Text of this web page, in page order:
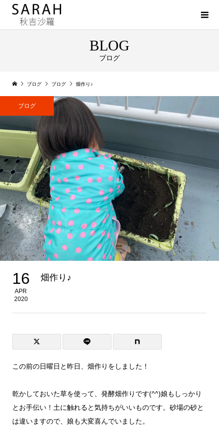
BLOG
ブログ
ブログ ブログ 畑作り♪
ブログ
16
APR
2020
畑作り♪
この前の日曜日と昨日、畑作りをしました！
乾かしておいた草を使って、発酵畑作りです(^^)娘もしっかり
とお手伝い！土に触れると気持ちがいいものです。砂場の砂と
は違いますので、娘も大変喜んでいました。